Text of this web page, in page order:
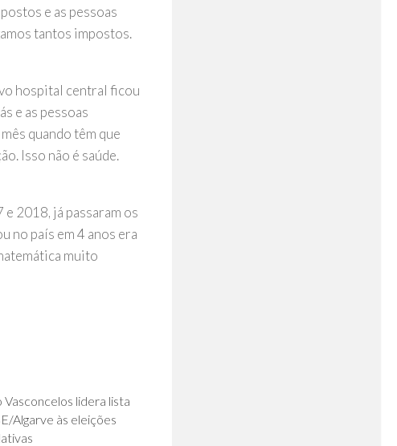
e as pessoas
tantos impostos.
hospital central ficou
e as pessoas
quando têm que
Isso não é saúde.
2018, já passaram os
no país em 4 anos era
muito
Vasconcelos lidera lista
Algarve às eleições